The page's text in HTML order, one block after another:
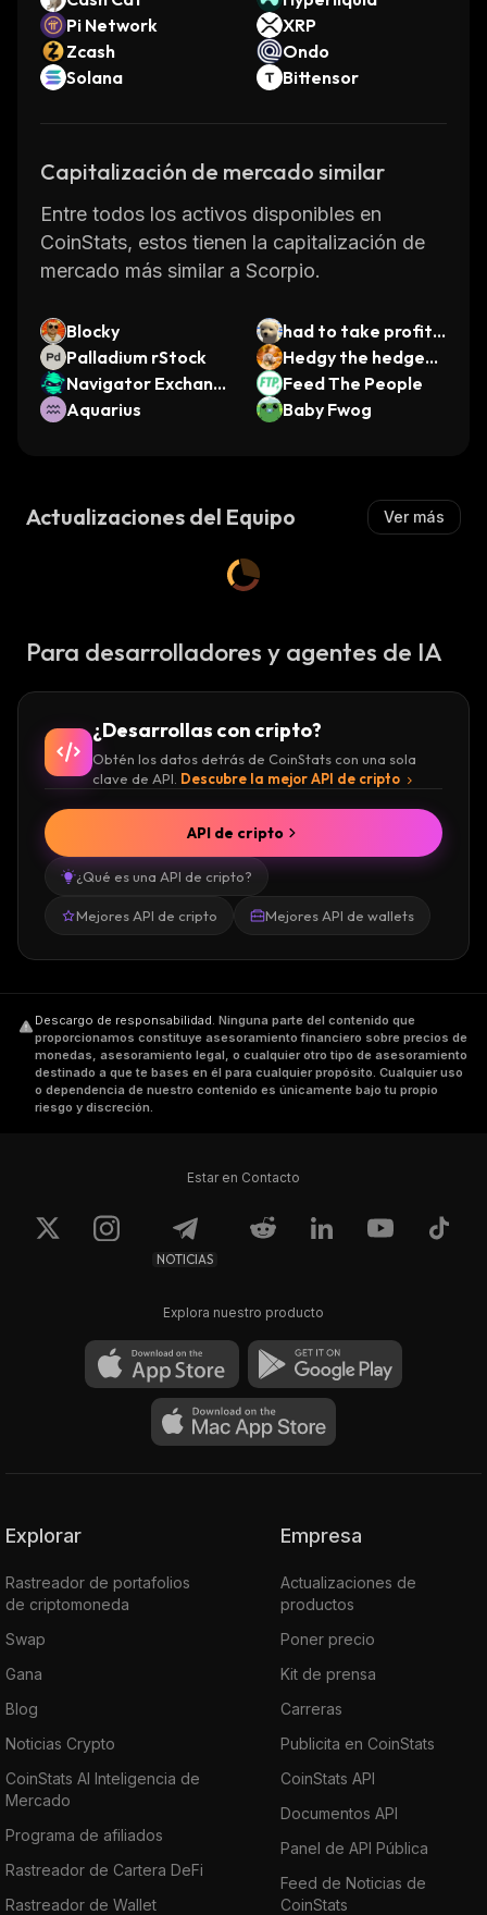
Pi Network
XRP
Zcash
Ondo
Solana
Bittensor
Capitalización de mercado similar
Entre todos los activos disponibles en
CoinStats, estos tienen la capitalización de
mercado más similar a Scorpio.
Blocky
had to take profits
sir
Palladium rStock
Hedgy the hedgeho
g
Navigator Exchang
e
Feed The People
Aquarius
Baby Fwog
Actualizaciones del Equipo Ver más
Para desarrolladores y agentes de IA
¿Desarrollas con cripto?
Obtén los datos detrás de CoinStats con una sola
clave de API. Descubre la mejor API de cripto
¿Qué es una API de cripto?
Mejores API de cripto Mejores API de wallets
API de cripto
Descargo de responsabilidad. Ninguna parte del contenido que
proporcionamos constituye asesoramiento financiero sobre precios de
monedas, asesoramiento legal, o cualquier otro tipo de asesoramiento
destinado a que te bases en él para cualquier propósito. Cualquier uso
o dependencia de nuestro contenido es únicamente bajo tu propio
riesgo y discreción.
Estar en Contacto
NOTICIAS
Explora nuestro producto
Explorar
Rastreador de portafolios
de criptomoneda
Swap
Gana
Blog
Noticias Crypto
CoinStats AI Inteligencia de
Mercado
Programa de afiliados
Rastreador de Cartera DeFi
Rastreador de Wallet
Empresa
Actualizaciones de
productos
Poner precio
Kit de prensa
Carreras
Publicita en CoinStats
CoinStats API
Documentos API
Panel de API Pública
Feed de Noticias de
CoinStats